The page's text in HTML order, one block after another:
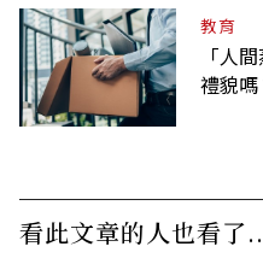
教育
「人
禮貌嗎
看此文章的人也看了..